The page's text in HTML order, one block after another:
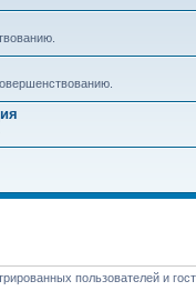
пользователей и